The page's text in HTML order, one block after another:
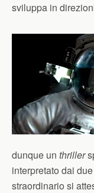
sviluppa in
dunque un thriller
interpretato dai
straordinario si